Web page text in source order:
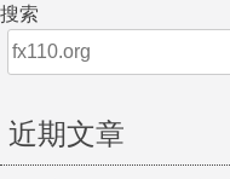
搜索
近期文章